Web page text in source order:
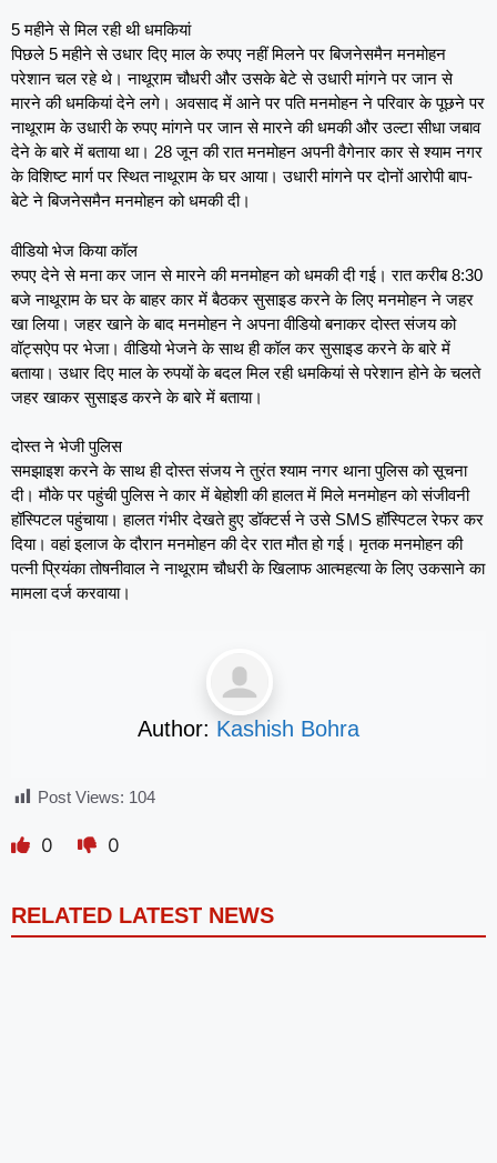
5 महीने से मिल रही थी धमकियां
पिछले 5 महीने से उधार दिए माल के रुपए नहीं मिलने पर बिजनेसमैन मनमोहन
परेशान चल रहे थे। नाथूराम चौधरी और उसके बेटे से उधारी मांगने पर जान से
मारने की धमकियां देने लगे। अवसाद में आने पर पति मनमोहन ने परिवार के पूछने पर
नाथूराम के उधारी के रुपए मांगने पर जान से मारने की धमकी और उल्टा सीधा जबाव
देने के बारे में बताया था। 28 जून की रात मनमोहन अपनी वैगेनार कार से श्याम नगर
के विशिष्ट मार्ग पर स्थित नाथूराम के घर आया। उधारी मांगने पर दोनों आरोपी बाप-
बेटे ने बिजनेसमैन मनमोहन को धमकी दी।
वीडियो भेज किया कॉल
रुपए देने से मना कर जान से मारने की मनमोहन को धमकी दी गई। रात करीब 8:30
बजे नाथूराम के घर के बाहर कार में बैठकर सुसाइड करने के लिए मनमोहन ने जहर
खा लिया। जहर खाने के बाद मनमोहन ने अपना वीडियो बनाकर दोस्त संजय को
वॉट्सऐप पर भेजा। वीडियो भेजने के साथ ही कॉल कर सुसाइड करने के बारे में
बताया। उधार दिए माल के रुपयों के बदल मिल रही धमकियां से परेशान होने के चलते
जहर खाकर सुसाइड करने के बारे में बताया।
दोस्त ने भेजी पुलिस
समझाइश करने के साथ ही दोस्त संजय ने तुरंत श्याम नगर थाना पुलिस को सूचना
दी। मौके पर पहुंची पुलिस ने कार में बेहोशी की हालत में मिले मनमोहन को संजीवनी
हॉस्पिटल पहुंचाया। हालत गंभीर देखते हुए डॉक्टर्स ने उसे SMS हॉस्पिटल रेफर कर
दिया। वहां इलाज के दौरान मनमोहन की देर रात मौत हो गई। मृतक मनमोहन की
पत्नी प्रियंका तोषनीवाल ने नाथूराम चौधरी के खिलाफ आत्महत्या के लिए उकसाने का
मामला दर्ज करवाया।
Author: Kashish Bohra
Post Views: 104
0 0
RELATED LATEST NEWS